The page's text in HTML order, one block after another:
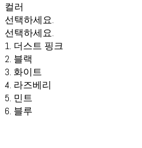
컬러
선택하세요.
선택하세요.
1. 더스트 핑크
2. 블랙
3. 화이트
4. 라즈베리
5. 민트
6. 블루